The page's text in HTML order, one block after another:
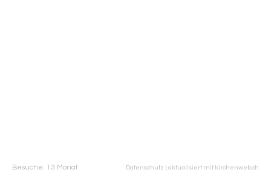
Besuche: 13 Monat Datenschutz | aktualisiert mit kirchenweb.ch